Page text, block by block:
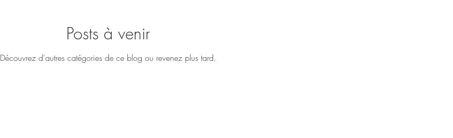
Posts à venir
Découvrez d'autres catégories de ce blog ou revenez plus tard.